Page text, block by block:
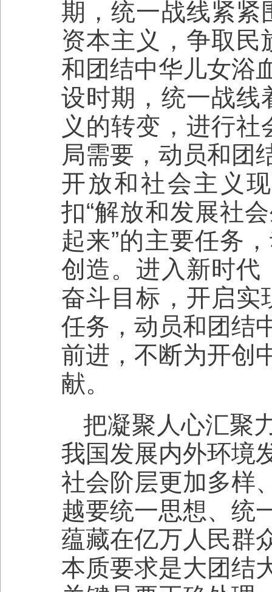
期，统一战线紧紧
资本主义，争取民
和团结中华儿女浴
设时期，统一战线
义的转变，进行
局需要，动员和团
开放和社会主义
扣“解放和发展社
起来”的主要任务
创造。进入新时代
奋斗目标，开启实
任务，动员和团结
前进，不断为开创
献。
把凝聚人心汇聚
我国发展内外环境
社会阶层更加多样
越要统一思想、统
蕴藏在亿万人民群
本质要求是大团结